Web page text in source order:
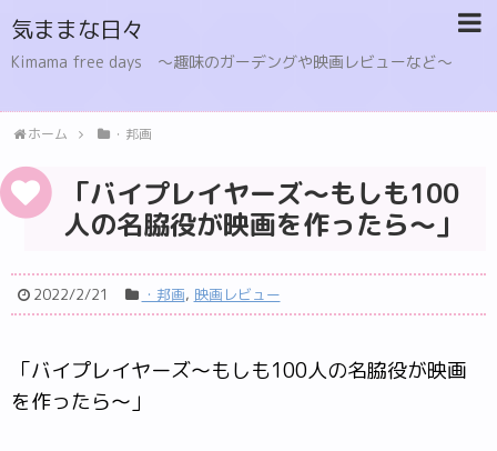
気ままな日々
Kimama free days 〜趣味のガーデングや映画レビューなど〜
ホーム ・邦画
「バイプレイヤーズ～もしも100
人の名脇役が映画を作ったら～」
2022/2/21 ・邦画, 映画レビュー
「バイプレイヤーズ～もしも100人の名脇役が映画
を作ったら～」